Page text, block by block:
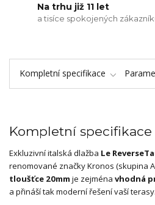
Na trhu již 11 let
a tisíce spokojených
Kompletní specifikace
Kompletní specifikace
Exkluzivní italská dlažba Le Reverse
renomované značky Kronos (skupina
tloušťce 20mm je zejména vhodná
a přináší tak moderní řešení vaší terasy.